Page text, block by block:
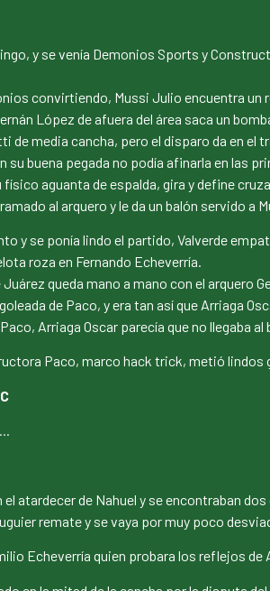
y se venía Demonios Sports y
convirtiendo, Mussi Julio encuentra un
López de afuera del área saca un
de media cancha, pero el disparo da en
su buena pegada no podía afinarla en las
aguanta de espalda, gira y define
al arquero y le da un balón servido a
y se ponía lindo el partido, Valverde
roza en Fernando Echeverría.
queda mano a mano con el arquero
de Paco, y era tan así que Arriaga
Arriaga Oscar parecía que no llegaba
Paco, marco hack trick, metió lindos
atardecer de Nahuel y se encontraban
remate y se vaya por muy poco
Echeverría quien probara los reflejos de